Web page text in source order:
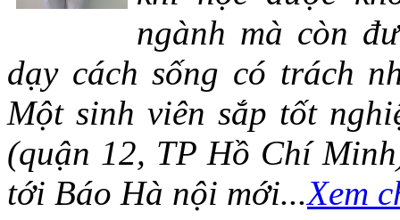
ngành mà còn
dạy cách sống có trách
Một sinh viên sắp tốt
(quận 12, TP Hồ Chí
tới Báo Hà nội mới...Xem